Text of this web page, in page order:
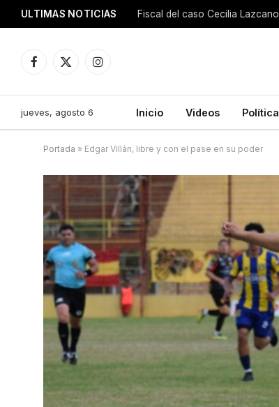
ULTIMAS NOTICIAS
Facebook
X
Instagram
jueves, agosto 6 Inicio Videos Política
Portada » Edgar Villán, libre y con el pase en su poder